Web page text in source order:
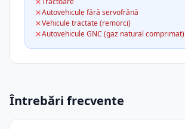
Autovehicule fără servofrână
Vehicule tractate (remorci)
Autovehicule GNC (gaz natural comprimat)
Întrebări frecvente